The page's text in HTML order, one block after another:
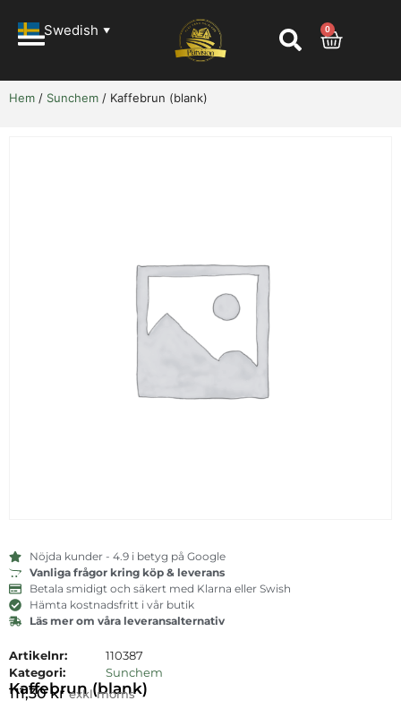
Swedish ▼ 0
Hem / Sunchem / Kaffebrun (blank)
Nöjda kunder - 4.9 i betyg på Google
Vanliga frågor kring köp & leverans
Betala smidigt och säkert med Klarna eller Swish
Hämta kostnadsfritt i vår butik
Läs mer om våra leveransalternativ
Artikelnr:
110387
Kategori:
Sunchem
Kaffebrun (blank)
111,30kr exkl moms